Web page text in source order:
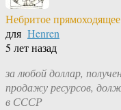
Небритое прямоходящее
для Henren
5 лет назад
за любой доллар,
продажу ресурсов,
в СССР